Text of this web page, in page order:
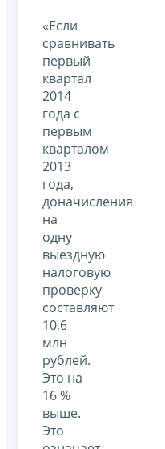
«Если
сравнивать
первый
квартал
2014
года с
первым
кварталом
2013
года,
доначисления
на
одну
выездную
налоговую
проверку
составляют
10,6
млн
рублей.
Это на
16 %
выше.
Это